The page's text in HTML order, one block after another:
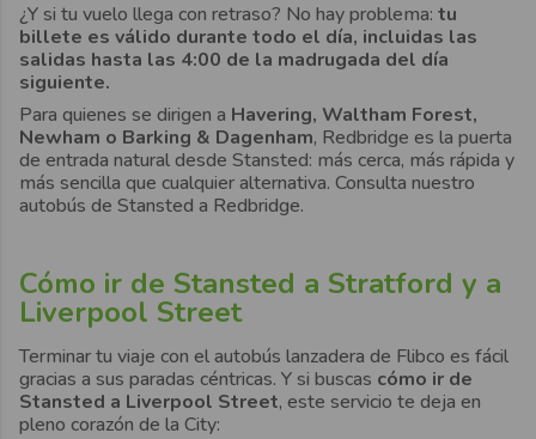
¿Y si tu vuelo llega con retraso? No hay problema: tu
billete es válido durante todo el día, incluidas las
salidas hasta las 4:00 de la madrugada del día
siguiente.
Para quienes se dirigen a Havering, Waltham Forest,
Newham o Barking & Dagenham, Redbridge es la puerta
de entrada natural desde Stansted: más cerca, más rápida y
más sencilla que cualquier alternativa. Consulta nuestro
autobús de Stansted a Redbridge.
Cómo ir de Stansted a Stratford y a
Liverpool Street
Terminar tu viaje con el autobús lanzadera de Flibco es fácil
gracias a sus paradas céntricas. Y si buscas cómo ir de
Stansted a Liverpool Street, este servicio te deja en
pleno corazón de la City: